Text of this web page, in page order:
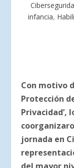
infancia,
Con motivo
Protección
Privacidad’,
jornada en